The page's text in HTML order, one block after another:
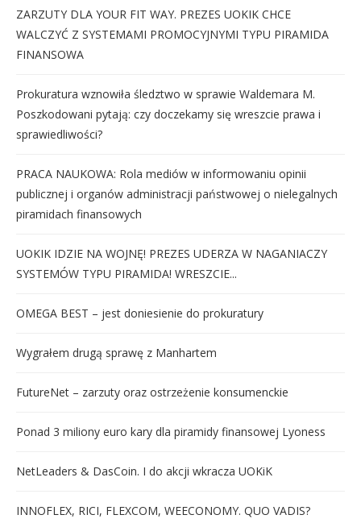
ZARZUTY DLA YOUR FIT WAY. PREZES UOKIK CHCE
WALCZYĆ Z SYSTEMAMI PROMOCYJNYMI TYPU PIRAMIDA
FINANSOWA
Prokuratura wznowiła śledztwo w sprawie Waldemara M.
Poszkodowani pytają: czy doczekamy się wreszcie prawa i
sprawiedliwości?
PRACA NAUKOWA: Rola mediów w informowaniu opinii
publicznej i organów administracji państwowej o nielegalnych
piramidach finansowych
UOKIK IDZIE NA WOJNĘ! PREZES UDERZA W NAGANIACZY
SYSTEMÓW TYPU PIRAMIDA! WRESZCIE...
OMEGA BEST – jest doniesienie do prokuratury
Wygrałem drugą sprawę z Manhartem
FutureNet – zarzuty oraz ostrzeżenie konsumenckie
Ponad 3 miliony euro kary dla piramidy finansowej Lyoness
NetLeaders & DasCoin. I do akcji wkracza UOKiK
INNOFLEX, RICI, FLEXCOM, WEECONOMY. QUO VADIS?